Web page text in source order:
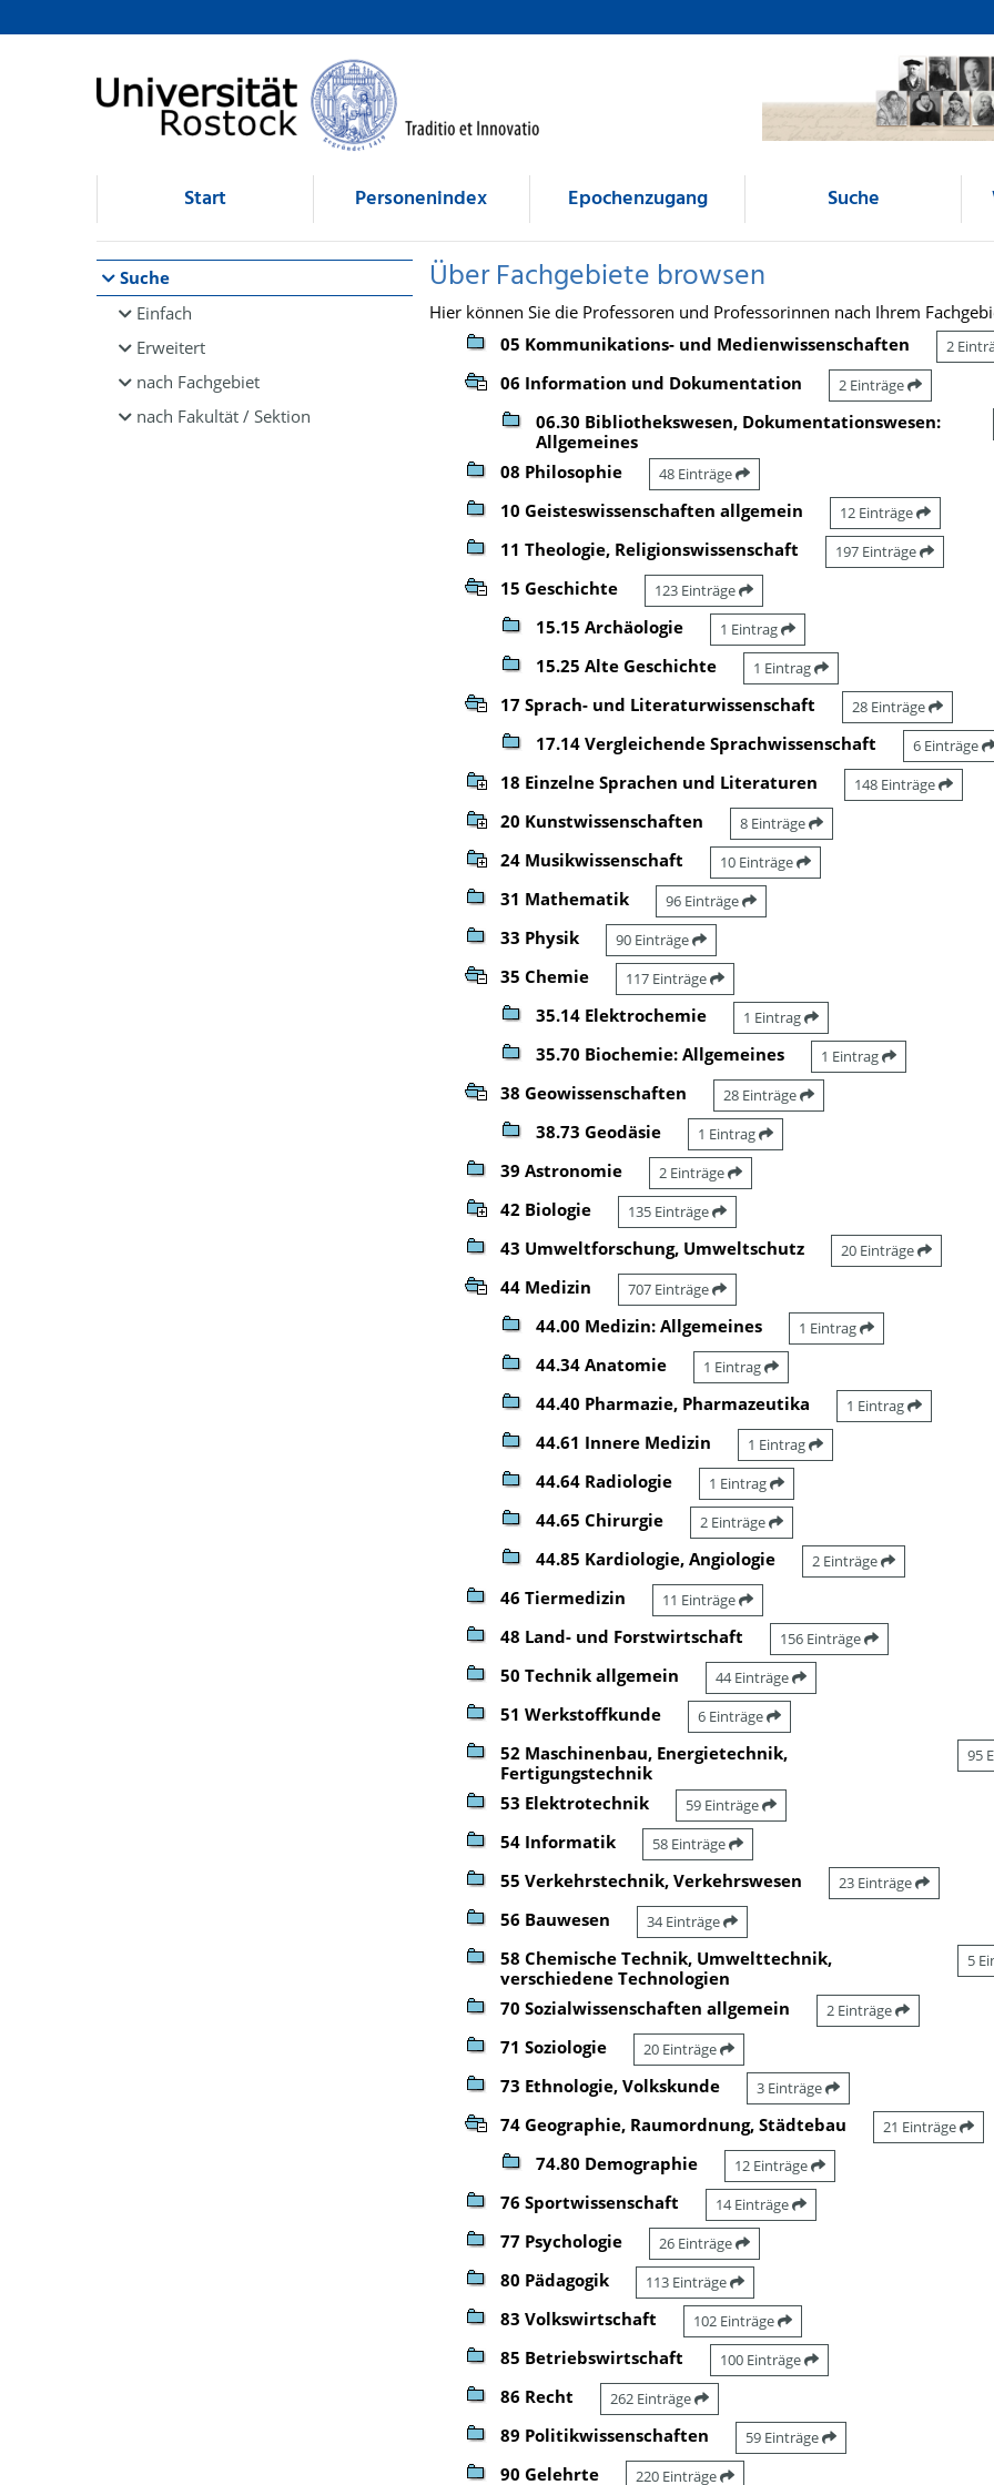
Browsen
direkt zum Inhalt
Start Personenindex Epochenzugang Suche
Suche
Einfach
Erweitert
nach Fachgebiet
nach Fakultät / Sektion
Über Fachgebiete browsen
Hier können Sie die Professoren und Professorinnen nach Ihrem
05 Kommunikations- und Medienwissenschaften
2
06 Information und Dokumentation 2 Einträge
06.30 Bibliothekswesen, Dokumentationswesen:
Allgemeines
08 Philosophie 48 Einträge
10 Geisteswissenschaften allgemein 12 Einträge
11 Theologie, Religionswissenschaft 197 Einträge
15 Geschichte 123 Einträge
15.15 Archäologie 1 Eintrag
15.25 Alte Geschichte 1 Eintrag
17 Sprach- und Literaturwissenschaft 28 Einträge
17.14 Vergleichende Sprachwissenschaft 6 Einträge
18 Einzelne Sprachen und Literaturen 148 Einträge
20 Kunstwissenschaften 8 Einträge
24 Musikwissenschaft 10 Einträge
31 Mathematik 96 Einträge
33 Physik 90 Einträge
35 Chemie 117 Einträge
35.14 Elektrochemie 1 Eintrag
35.70 Biochemie: Allgemeines 1 Eintrag
38 Geowissenschaften 28 Einträge
38.73 Geodäsie 1 Eintrag
39 Astronomie 2 Einträge
42 Biologie 135 Einträge
43 Umweltforschung, Umweltschutz 20 Einträge
44 Medizin 707 Einträge
44.00 Medizin: Allgemeines 1 Eintrag
44.34 Anatomie 1 Eintrag
44.40 Pharmazie, Pharmazeutika 1 Eintrag
44.61 Innere Medizin 1 Eintrag
44.64 Radiologie 1 Eintrag
44.65 Chirurgie 2 Einträge
44.85 Kardiologie, Angiologie 2 Einträge
46 Tiermedizin 11 Einträge
48 Land- und Forstwirtschaft 156 Einträge
50 Technik allgemein 44 Einträge
51 Werkstoffkunde 6 Einträge
52 Maschinenbau, Energietechnik,
Fertigungstechnik
95
53 Elektrotechnik 59 Einträge
54 Informatik 58 Einträge
55 Verkehrstechnik, Verkehrswesen 23 Einträge
56 Bauwesen 34 Einträge
58 Chemische Technik, Umwelttechnik,
verschiedene Technologien
5
70 Sozialwissenschaften allgemein 2 Einträge
71 Soziologie 20 Einträge
73 Ethnologie, Volkskunde 3 Einträge
74 Geographie, Raumordnung, Städtebau 21 Einträge
74.80 Demographie 12 Einträge
76 Sportwissenschaft 14 Einträge
77 Psychologie 26 Einträge
80 Pädagogik 113 Einträge
83 Volkswirtschaft 102 Einträge
85 Betriebswirtschaft 100 Einträge
86 Recht 262 Einträge
89 Politikwissenschaften 59 Einträge
90 Gelehrte 220 Einträge